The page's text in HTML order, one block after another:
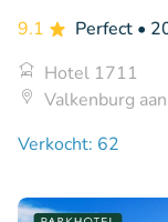
9.1 Perfect •
Hotel 1711
Valkenburg
Verkocht: 62